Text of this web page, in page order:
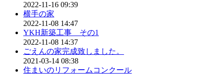
2022-11-16 09:39
横手の家
2022-11-08 14:47
YKH新築工事 その1
2022-11-08 14:37
ごえんの家完成致しました。
2021-03-14 08:38
住まいのリフォームコンクール